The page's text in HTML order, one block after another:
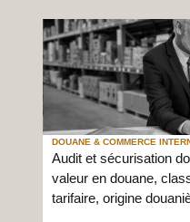
DOUANE & COMMERCE
Audit et sécurisation
valeur en douane,
tarifaire, origine